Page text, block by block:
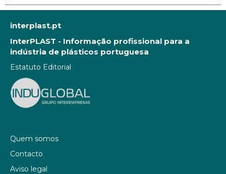
interplast.pt
InterPLAST - Informação profissional para a
indústria de plásticos portuguesa
Estatuto Editorial
Quem somos
Contacto
Aviso legal